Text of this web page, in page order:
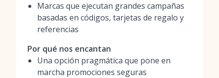
Marcas que ejecutan grandes campañas
basadas en códigos, tarjetas de regalo y
referencias
Por qué nos encantan
Una opción pragmática que pone en
marcha promociones seguras